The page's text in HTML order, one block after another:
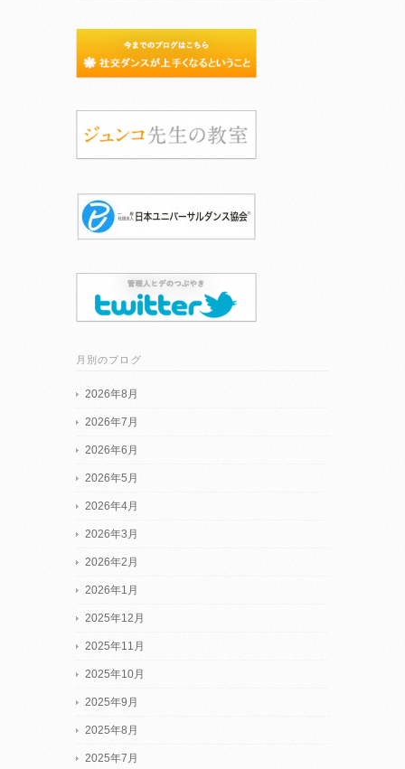
月別のブログ
2026年8月
2026年7月
2026年6月
2026年5月
2026年4月
2026年3月
2026年2月
2026年1月
2025年12月
2025年11月
2025年10月
2025年9月
2025年8月
2025年7月